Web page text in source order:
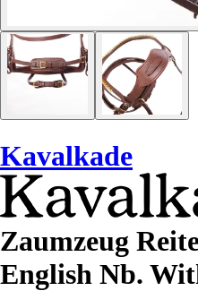
Kavalkade
Zaumzeug
English Nb.